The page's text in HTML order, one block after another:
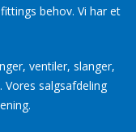
behov. Vi har et
ventiler, slanger,
salgsafdeling